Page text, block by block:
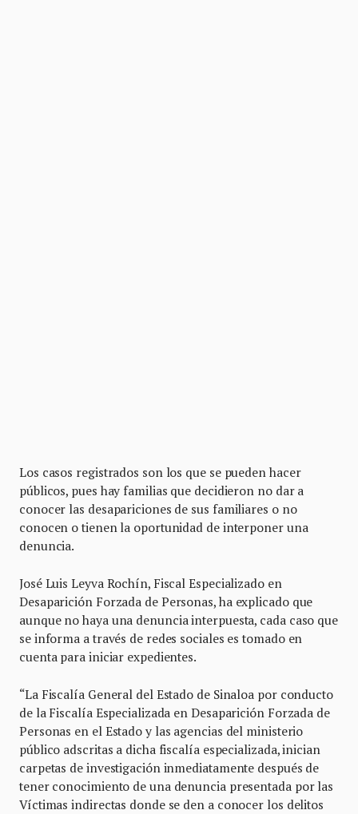
Los casos registrados son los que se pueden hacer
públicos, pues hay familias que decidieron no dar a
conocer las desapariciones de sus familiares o no
conocen o tienen la oportunidad de interponer una
denuncia.
José Luis Leyva Rochín, Fiscal Especializado en
Desaparición Forzada de Personas, ha explicado que
aunque no haya una denuncia interpuesta, cada caso que
se informa a través de redes sociales es tomado en
cuenta para iniciar expedientes.
“La Fiscalía General del Estado de Sinaloa por conducto
de la Fiscalía Especializada en Desaparición Forzada de
Personas en el Estado y las agencias del ministerio
público adscritas a dicha fiscalía especializada, inician
carpetas de investigación inmediatamente después de
tener conocimiento de una denuncia presentada por las
Víctimas indirectas donde se den a conocer los delitos